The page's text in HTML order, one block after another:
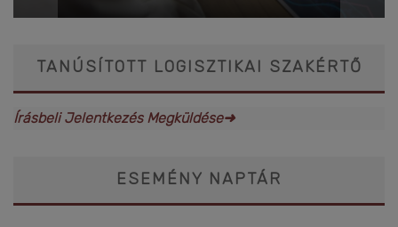
TANÚSÍTOTT LOGISZTIKAI SZAKÉRTŐ
Írásbeli Jelentkezés Megküldése➜
ESEMÉNY NAPTÁR